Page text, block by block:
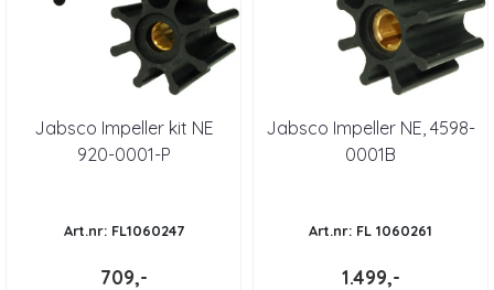
Jabsco Impeller kit NE
920-0001-P
Art.nr: FL1060247
709,-
Jabsco Impeller NE, 4598-
0001B
Art.nr: FL 1060261
1.499,-